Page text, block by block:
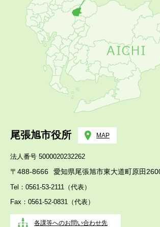
尾張旭市役所 MAP
法人番号 5000020232262
〒488-8666 愛知県尾張旭市東大道町原田
Tel：0561-53-2111（代表）
Fax：0561-52-0831（代表）
各課等へのお問い合わせ先